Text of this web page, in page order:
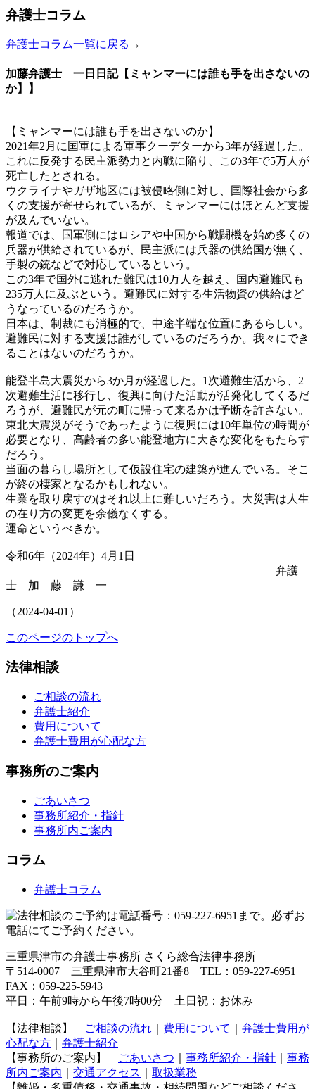
弁護士コラム
弁護士コラム一覧に戻る →
加藤弁護士 一日日記【ミャンマーには誰も手を出さないの
か】】
【ミャンマーには誰も手を出さないのか】
2021年2月に国軍による軍事クーデターから3年が経過した。
これに反発する民主派勢力と内戦に陥り、この3年で5万人が
死亡したとされる。
ウクライナやガザ地区には被侵略側に対し、国際社会から多
くの支援が寄せられているが、ミャンマーにはほとんど支援
が及んでいない。
報道では、国軍側にはロシアや中国から戦闘機を始め多くの
兵器が供給されているが、民主派には兵器の供給国が無く、
手製の銃などで対応しているという。
この3年で国外に逃れた難民は10万人を越え、国内避難民も
235万人に及ぶという。避難民に対する生活物資の供給はど
うなっているのだろうか。
日本は、制裁にも消極的で、中途半端な位置にあるらしい。
避難民に対する支援は誰がしているのだろうか。我々にでき
ることはないのだろうか。
能登半島大震災から3か月が経過した。1次避難生活から、2
次避難生活に移行し、復興に向けた活動が活発化してくるだ
ろうが、避難民が元の町に帰って来るかは予断を許さない。
東北大震災がそうであったように復興には10年単位の時間が
必要となり、高齢者の多い能登地方に大きな変化をもたらす
だろう。
当面の暮らし場所として仮設住宅の建築が進んでいる。そこ
が終の棲家となるかもしれない。
生業を取り戻すのはそれ以上に難しいだろう。大災害は人生
の在り方の変更を余儀なくする。
運命というべきか。
令和6年（2024年）4月1日
弁護
士 加 藤 謙 一
（2024-04-01）
このページのトップへ
法律相談
ご相談の流れ
弁護士紹介
費用について
弁護士費用が心配な方
事務所のご案内
ごあいさつ
事務所紹介・指針
事務所内ご案内
コラム
弁護士コラム
三重県津市の弁護士事務所 さくら総合法律事務所
〒514-0007 三重県津市大谷町21番8 TEL：059-227-6951
FAX：059-225-5943
平日：午前9時から午後7時00分 土日祝：お休み
【法律相談】 ご相談の流れ 費用について
弁護士費用が
心配な方
弁護士紹介
【事務所のご案内】
ごあいさつ 事務所紹介・指針
事務
所内ご案内
交通アクセス
取扱業務